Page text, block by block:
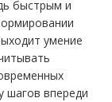
быстрым и
умение
шагов впереди